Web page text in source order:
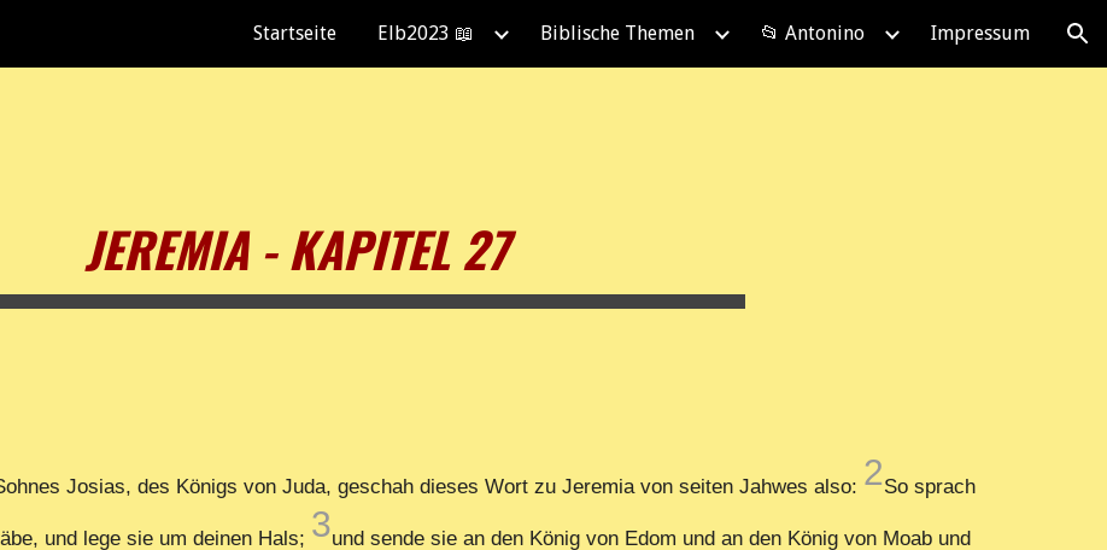
Skip to navigation
Startseite Elb2023 📖 Biblische Themen 📂 Antonino Impressum
JEREMIA - KAPITEL 27
Josias, des Königs von Juda, geschah dieses Wort zu Jeremia von seiten Jahwes also: 2So sprach
und lege sie um deinen Hals; 3und sende sie an den König von Edom und an den König von Moab und